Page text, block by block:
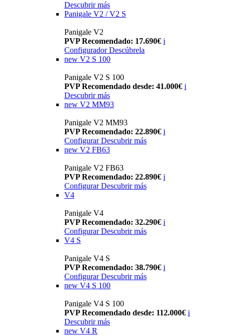
Descubrir más
Panigale V2 / V2 S
Panigale V2
PVP Recomendado: 17.690€ i
Configurador Descúbrela
new V2 S 100
Panigale V2 S 100
PVP Recomendado desde: 41.000€ i
Descubrir más
new V2 MM93
Panigale V2 MM93
PVP Recomendado: 22.890€ i
Configurar Descubrir más
new V2 FB63
Panigale V2 FB63
PVP Recomendado: 22.890€ i
Configurar Descubrir más
V4
Panigale V4
PVP Recomendado: 32.290€ i
Configurar Descubrir más
V4 S
Panigale V4 S
PVP Recomendado: 38.790€ i
Configurar Descubrir más
new V4 S 100
Panigale V4 S 100
PVP Recomendado desde: 112.000€ i
Descubrir más
new V4 R